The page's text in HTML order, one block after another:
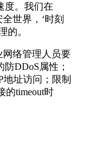
度。我们在
世界，‘时刻
的。
络管理人员要
DDoS属性；
址访问；限制
的timeout时